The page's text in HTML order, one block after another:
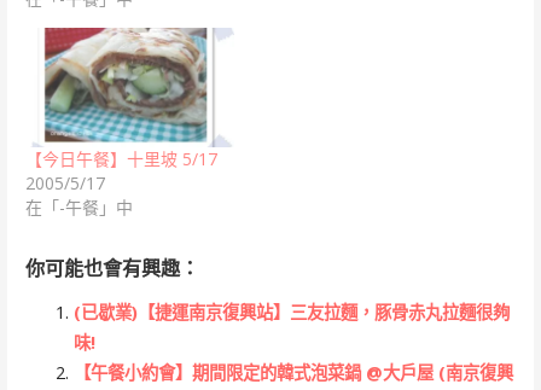
【今日午餐】十里坡 5/17
2005/5/17
在「-午餐」中
你可能也會有興趣：
(已歇業)【捷運南京復興站】三友拉麵，豚骨赤丸拉麵很夠
味!
【午餐小約會】期間限定的韓式泡菜鍋 @大戶屋 (南京復興